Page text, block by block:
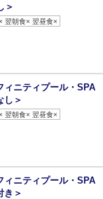
＞
翌朝食× 翌昼食×
ィニティプール・SPA
し＞
翌朝食× 翌昼食×
ィニティプール・SPA
き＞